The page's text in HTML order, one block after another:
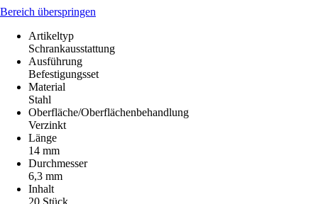
Bereich überspringen
Artikeltyp
Schrankausstattung
Ausführung
Befestigungsset
Material
Stahl
Oberfläche/Oberflächenbehandlung
Verzinkt
Länge
14 mm
Durchmesser
6,3 mm
Inhalt
20 Stück